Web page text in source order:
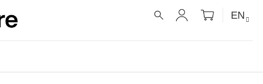
CART
EN